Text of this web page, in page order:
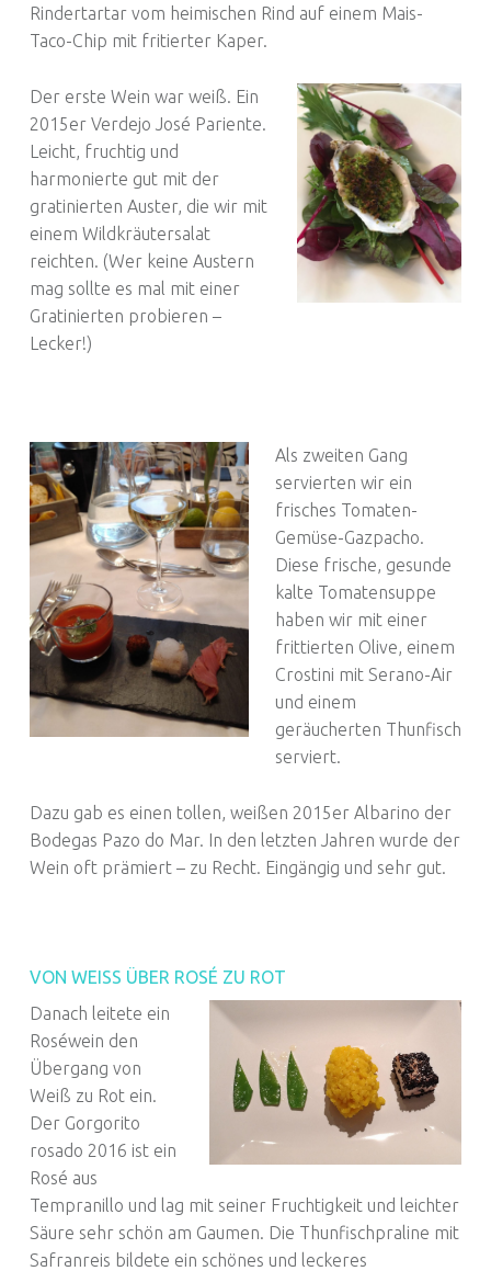
Rindertartar vom heimischen Rind auf einem Mais-
Taco-Chip mit fritierter Kaper.
Der erste Wein war weiß. Ein
2015er Verdejo José Pariente.
Leicht, fruchtig und
harmonierte gut mit der
gratinierten Auster, die wir mit
einem Wildkräutersalat
reichten. (Wer keine Austern
mag sollte es mal mit einer
Gratinierten probieren –
Lecker!)
Als zweiten Gang
servierten wir ein
frisches Tomaten-
Gemüse-Gazpacho.
Diese frische, gesunde
kalte Tomatensuppe
haben wir mit einer
frittierten Olive, einem
Crostini mit Serano-Air
und einem
geräucherten Thunfisch
serviert.
Dazu gab es einen tollen, weißen 2015er Albarino der
Bodegas Pazo do Mar. In den letzten Jahren wurde der
Wein oft prämiert – zu Recht. Eingängig und sehr gut.
VON WEISS ÜBER ROSÉ ZU ROT
Danach leitete ein
Roséwein den
Übergang von
Weiß zu Rot ein.
Der Gorgorito
rosado 2016 ist ein
Rosé aus
Tempranillo und lag mit seiner Fruchtigkeit und leichter
Säure sehr schön am Gaumen. Die Thunfischpraline mit
Safranreis bildete ein schönes und leckeres